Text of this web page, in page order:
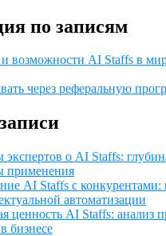
по записям
возможности AI Staffs в
через реферальную
о AI Staffs:
применения
AI Staffs с конкурентами:
автоматизации
ценность AI Staffs: анализ
бизнесе